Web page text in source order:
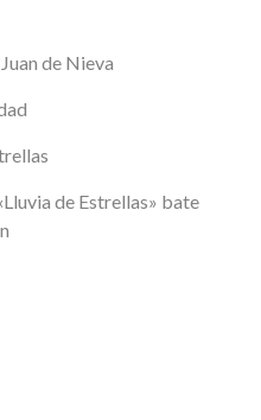
de Nieva
de Estrellas» bate